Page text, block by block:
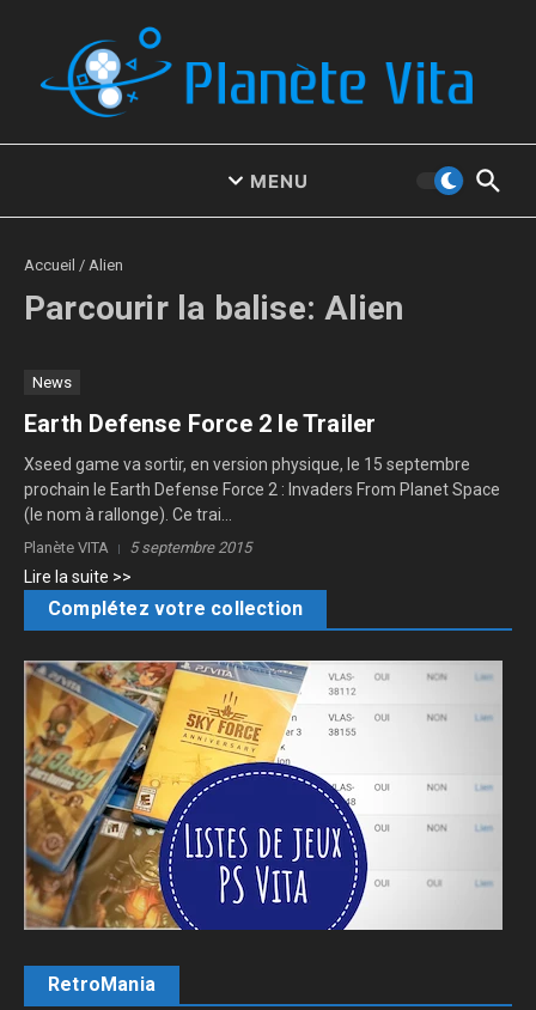
MENU
Accueil / Alien
Parcourir la balise: Alien
News
Earth Defense Force 2 le Trailer
Xseed game va sortir, en version physique, le 15 septembre
prochain le Earth Defense Force 2 : Invaders From Planet Space
(le nom à rallonge). Ce trai...
Planète VITA 5 septembre 2015
Lire la suite >>
Complétez votre collection
RetroMania